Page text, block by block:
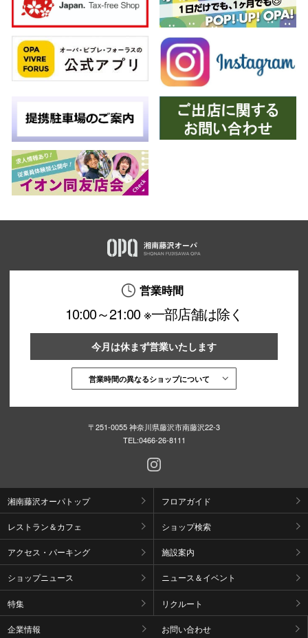
営業時間
10:00～21:00 ※一部店舗は除く
今月は休まず営業いたします
営業時間の異なるショップについて
〒251-0055 神奈川県藤沢市南藤沢22-3
TEL:0466-26-8111
湘南藤沢オーパトップ フロアガイド
レストラン＆カフェ ショップ検索
アクセス・パーキング 施設案内
ショップニュース ニュース＆イベント
特集 リクルート
企業情報 お問い合わせ